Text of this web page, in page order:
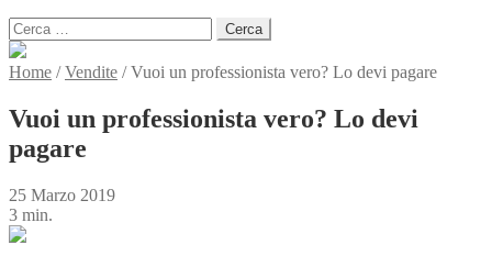
Ricerca
per:
Home /Vendite /Vuoi un professionista vero? Lo devi pagare
Vuoi un professionista vero? Lo devi
pagare
25 Marzo 2019
3 min.